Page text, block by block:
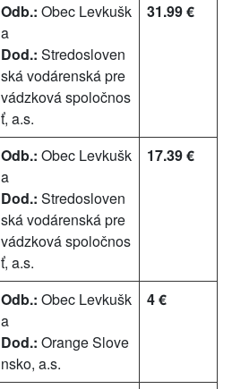
Odb.: Obec Levkušk
a
Dod.: Stredosloven
ská vodárenská pre
vádzková spoločnos
ť, a.s.
31.99 €
Odb.: Obec Levkušk
a
Dod.: Stredosloven
ská vodárenská pre
vádzková spoločnos
ť, a.s.
17.39 €
Odb.: Obec Levkušk
a
Dod.: Orange Slove
nsko, a.s.
4 €